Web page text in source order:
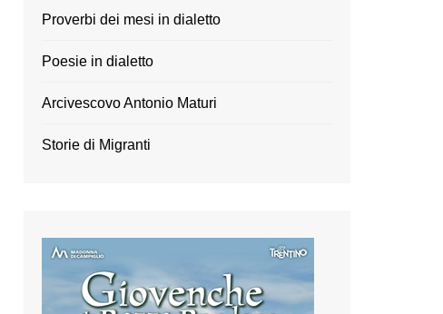
Proverbi dei mesi in dialetto
Poesie in dialetto
Arcivescovo Antonio Maturi
Storie di Migranti